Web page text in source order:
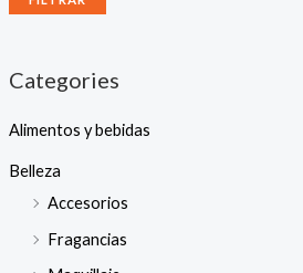
Categories
Alimentos y bebidas
Belleza
Accesorios
Fragancias